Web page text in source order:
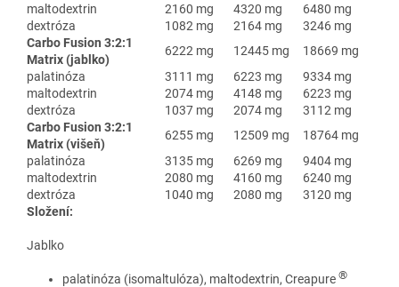
maltodextrin
2160 mg 4320 mg
6480 mg
dextróza
1082 mg 2164 mg
3246 mg
Carbo Fusion 3:2:1
Matrix (jablko)
6222 mg 12445 mg
18669 mg
palatinóza
3111 mg 6223 mg
9334 mg
maltodextrin
2074 mg 4148 mg
6223 mg
dextróza
1037 mg 2074 mg
3112 mg
Carbo Fusion 3:2:1
Matrix (višeň)
6255 mg 12509 mg
18764 mg
palatinóza
3135 mg 6269 mg
9404 mg
maltodextrin
2080 mg 4160 mg
6240 mg
dextróza
1040 mg 2080 mg
3120 mg
Složení:
Jablko
palatinóza (isomaltulóza), maltodextrin, Creapure ®